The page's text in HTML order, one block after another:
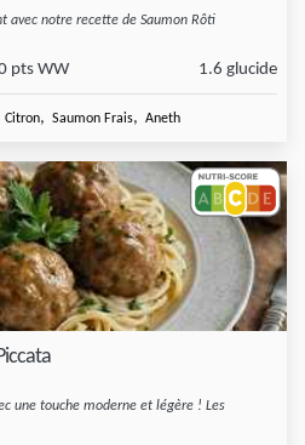
avec notre recette de Saumon Rôti
pts WW 1.6 glucide
Citron, Saumon Frais, Aneth
une touche moderne et légère ! Les